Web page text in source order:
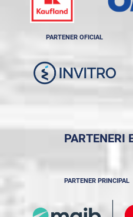
PARTENER OFICIAL
PARTENERI
PARTENER PRINCIPAL